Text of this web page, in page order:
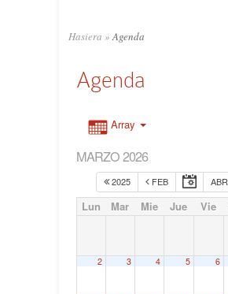
Hasiera » Agenda
Agenda
Array
MARZO 2026
2025 FEB ABR
Lun Mar Mie Jue Vie
2 3 4 5 6